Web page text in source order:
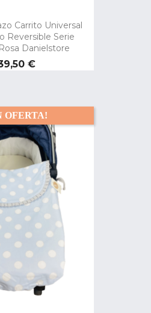
Carrito Universal
Reversible Serie
Danielstore
€
OFERTA!